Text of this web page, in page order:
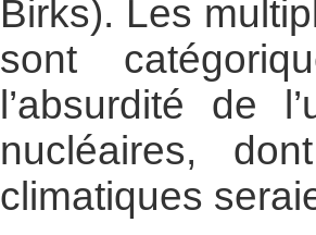
Birks). Les
sont
l’absurdité de
nucléaires,
climatiques